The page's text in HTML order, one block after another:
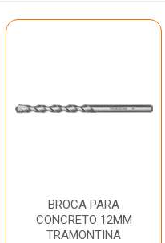
BROCA PARA
CONCRETO 12MM
TRAMONTINA